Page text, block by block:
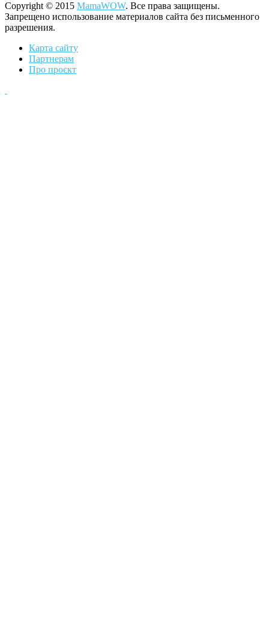
Copyright © 2015 MamaWOW. Все права защищены.
Запрещено использование материалов сайта без письменного
разрешения.
Карта сайту
Партнерам
Про проєкт